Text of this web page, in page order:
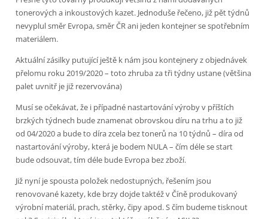
tonerových a inkoustových kazet. Jednoduše řečeno, již pět týdnů
nevyplul směr Evropa, směr ČR ani jeden kontejner se spotřebním
materiálem.
Aktuální zásilky putující ještě k nám jsou kontejnery z objednávek
přelomu roku 2019/2020 – toto zhruba za tři týdny ustane (většina
palet uvnitř je již rezervována)
Musí se očekávat, že i případné nastartování výroby v příštích
brzkých týdnech bude znamenat obrovskou díru na trhu a to již
od 04/2020 a bude to díra zcela bez tonerů na 10 týdnů – díra od
nastartování výroby, která je bodem NULA – čím déle se start
bude odsouvat, tím déle bude Evropa bez zboží.
Již nyní je spousta položek nedostupných, řešením jsou
renovované kazety, kde brzy dojde taktéž v Číně produkovaný
výrobní materiál, prach, stěrky, čipy apod. S čím budeme tisknout